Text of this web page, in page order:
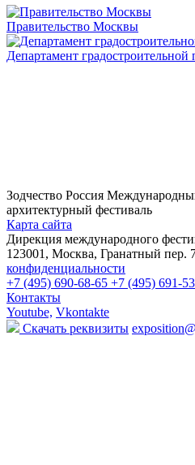
Правительство Москвы
Департамент
Зодчество Россия
архитектурный фестиваль
Карта сайта
Дирекция международного
123001, Москва, Гранатный пер.
конфиденциальности
+7 (495) 690-68-65 +7 (495) 691-
Контакты
Youtube, Vkontakte
Скачать реквизиты